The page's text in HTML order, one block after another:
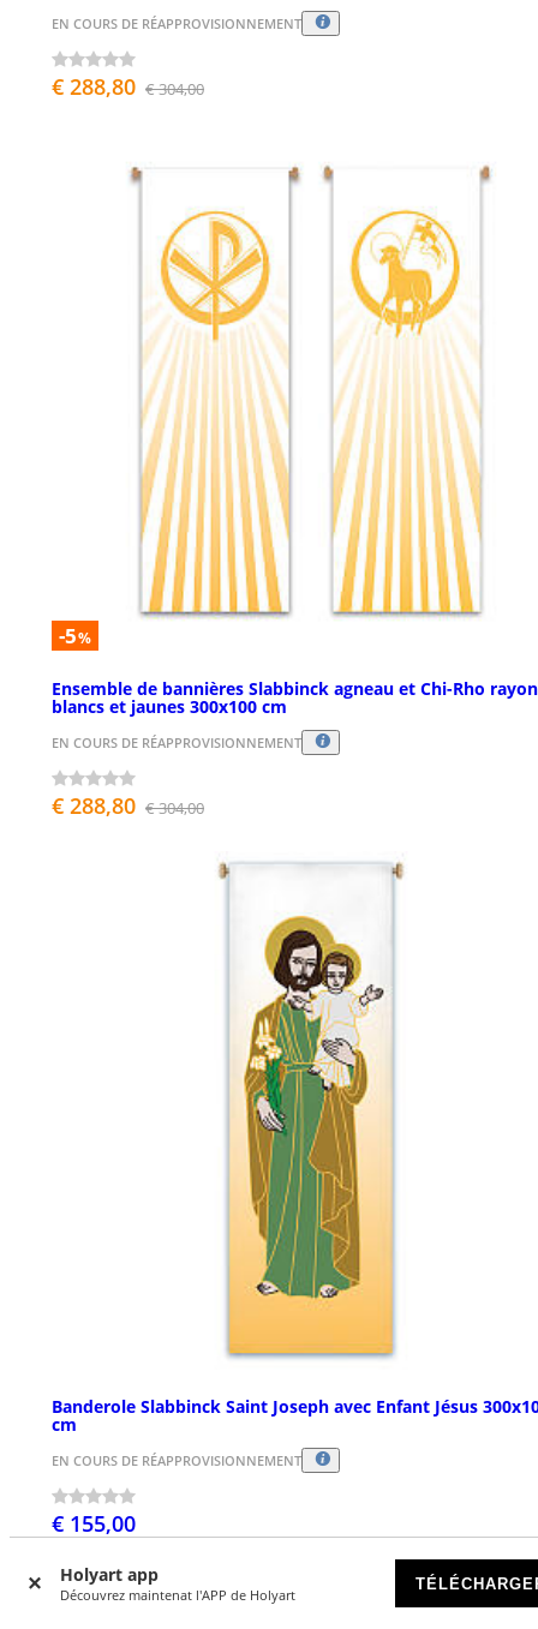
Holyart app
Découvrez maintenat l'APP de Holyart
EN COURS DE RÉAPPROVISIONNEMENT
€ 288,80 € 304,00
-5%
Ensemble de bannières Slabbinck agneau et Chi-Rho
blancs et jaunes 300x100 cm
EN COURS DE RÉAPPROVISIONNEMENT
€ 288,80 € 304,00
Banderole Slabbinck Saint Joseph avec Enfant Jésus
cm
EN COURS DE RÉAPPROVISIONNEMENT
€ 155,00